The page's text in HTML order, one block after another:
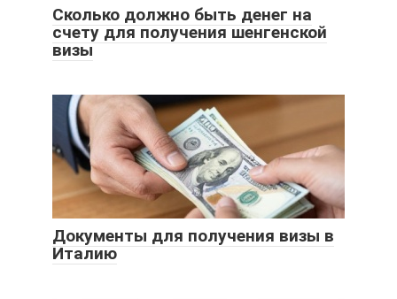
Cколько должно быть денег на
счету для получения шенгенской
визы
Документы для получения визы в
Италию